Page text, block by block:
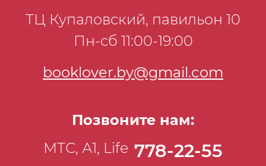
ТЦ Купаловский, павильон 10
Пн-сб 11:00-19:00
booklover.by@gmail.com
Позвоните нам:
МТС, А1, Life 778-22-55